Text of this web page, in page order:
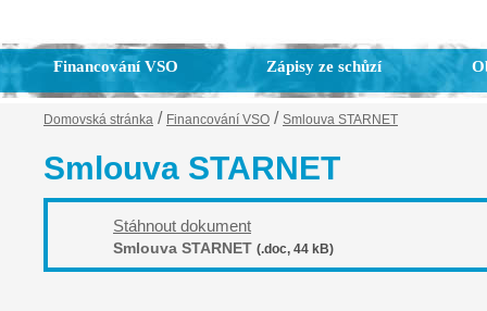
Financování VSO Zápisy ze schůzí
Domovská stránka / Financování VSO / Smlouva STARNET
Smlouva STARNET
Stáhnout dokument
Smlouva STARNET (.doc, 44 kB)